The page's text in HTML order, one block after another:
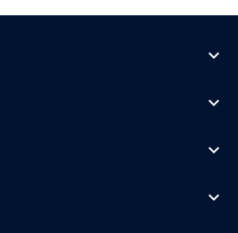
expand_more
expand_more
expand_more
expand_more